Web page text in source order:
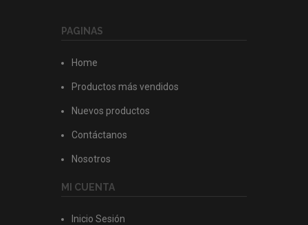
PAGINAS
Home
Productos más vendidos
Nuevos productos
Contáctanos
Nosotros
MI CUENTA
Inicio Sesión